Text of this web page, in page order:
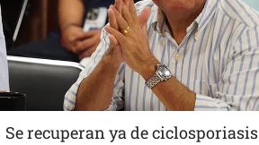
Se recuperan ya de ciclosporiasis